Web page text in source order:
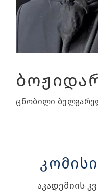
ცნობილი
აკადემიის